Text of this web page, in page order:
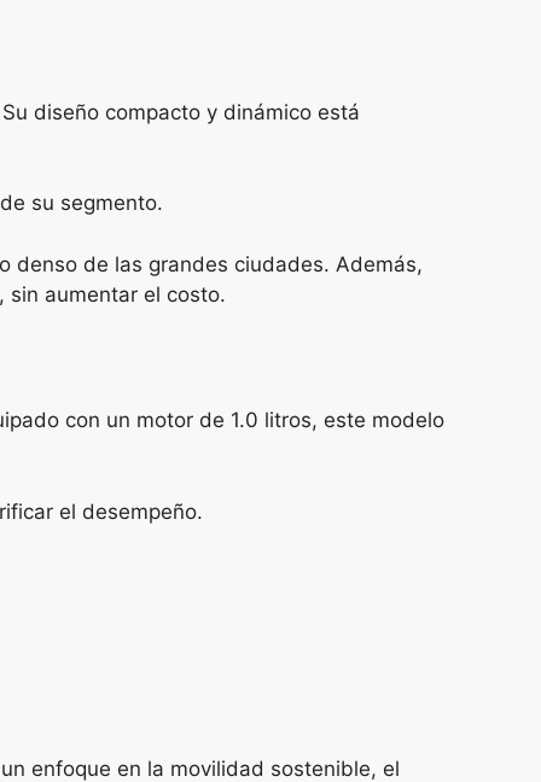
diseño compacto y dinámico está
su segmento.
denso de las grandes ciudades. Además,
sin aumentar el costo.
con un motor de 1.0 litros, este modelo
el desempeño.
enfoque en la movilidad sostenible, el